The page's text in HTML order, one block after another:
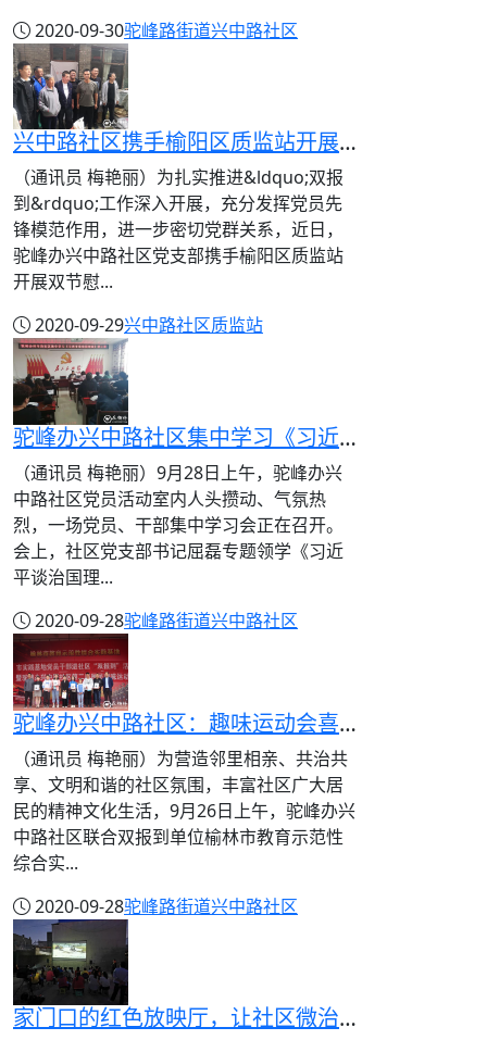
2020-09-30驼峰路街道兴中路社区
兴中路社区携手榆阳区质监站开展"双节"慰问"双报到"主题活动
（通讯员 梅艳丽）为扎实推进&ldquo;双报
到&rdquo;工作深入开展，充分发挥党员先
锋模范作用，进一步密切党群关系，近日，
驼峰办兴中路社区党支部携手榆阳区质监站
开展双节慰...
2020-09-29兴中路社区质监站
驼峰办兴中路社区集中学习《习近平谈治国理政》第三卷
（通讯员 梅艳丽）9月28日上午，驼峰办兴
中路社区党员活动室内人头攒动、气氛热
烈，一场党员、干部集中学习会正在召开。
会上，社区党支部书记屈磊专题领学《习近
平谈治国理...
2020-09-28驼峰路街道兴中路社区
驼峰办兴中路社区：趣味运动会喜迎双节，党群齐聚嗨翻全场
（通讯员 梅艳丽）为营造邻里相亲、共治共
享、文明和谐的社区氛围，丰富社区广大居
民的精神文化生活，9月26日上午，驼峰办兴
中路社区联合双报到单位榆林市教育示范性
综合实...
2020-09-28驼峰路街道兴中路社区
家门口的红色放映厅，让社区微治理更有温度！